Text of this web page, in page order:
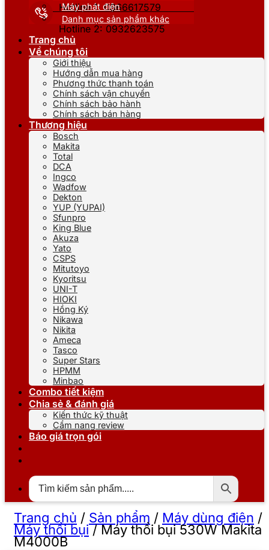
Hotline 1: 0866617579
Hotline 2: 0932623575
Máy phát điện
Danh mục sản phẩm khác
Trang chủ
Về chúng tôi
Giới thiệu
Hướng dẫn mua hàng
Phương thức thanh toán
Chính sách vận chuyển
Chính sách bảo hành
Chính sách bán hàng
Thương hiệu
Bosch
Makita
Total
DCA
Ingco
Wadfow
Dekton
YUP (YUPAI)
Sfunpro
King Blue
Akuza
Yato
CSPS
Mitutoyo
Kyoritsu
UNI-T
HIOKI
Hồng Ký
Nikawa
Nikita
Ameca
Tasco
Super Stars
HPMM
Minbao
Combo tiết kiệm
Chia sẻ & đánh giá
Kiến thức kỹ thuật
Cẩm nang review
Báo giá trọn gói
Trang chủ / Sản phẩm / Máy dùng điện /
Máy thổi bụi/Máy thổi bụi 530W Makita
M4000B